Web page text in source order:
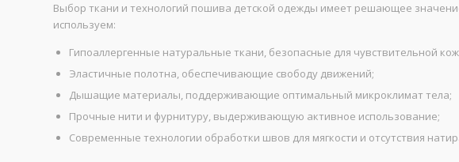
Выбор ткани и технологий пошива детской одежды имеет решающее
используем:
Гипоаллергенные натуральные ткани, безопасные для чувствительной
Эластичные полотна, обеспечивающие свободу движений;
Дышащие материалы, поддерживающие оптимальный микроклимат тела;
Прочные нити и фурнитуру, выдерживающую активное использование;
Современные технологии обработки швов для мягкости и отсутствия